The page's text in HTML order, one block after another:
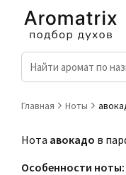
Главная Ноты
Нота авокадо в
Особенности ноты: